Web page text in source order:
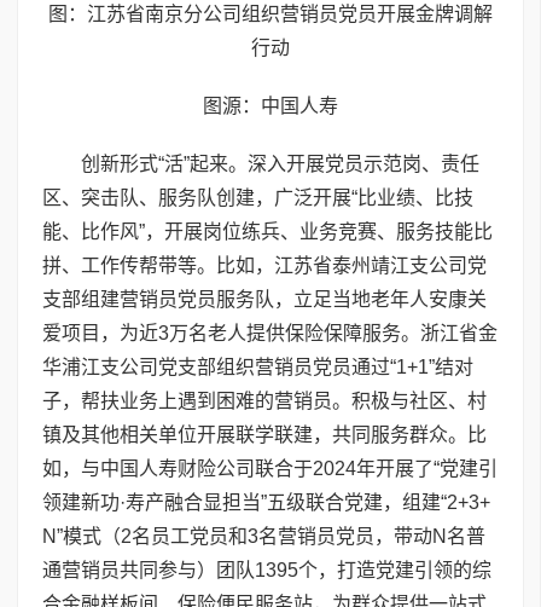
图：江苏省南京分公司组织营销员党员开展金牌调解
行动
图源：中国人寿
创新形式“活”起来。深入开展党员示范岗、责任
区、突击队、服务队创建，广泛开展“比业绩、比技
能、比作风”，开展岗位练兵、业务竞赛、服务技能比
拼、工作传帮带等。比如，江苏省泰州靖江支公司党
支部组建营销员党员服务队，立足当地老年人安康关
爱项目，为近3万名老人提供保险保障服务。浙江省金
华浦江支公司党支部组织营销员党员通过“1+1”结对
子，帮扶业务上遇到困难的营销员。积极与社区、村
镇及其他相关单位开展联学联建，共同服务群众。比
如，与中国人寿财险公司联合于2024年开展了“党建引
领建新功·寿产融合显担当”五级联合党建，组建“2+3+
N”模式（2名员工党员和3名营销员党员，带动N名普
通营销员共同参与）团队1395个，打造党建引领的综